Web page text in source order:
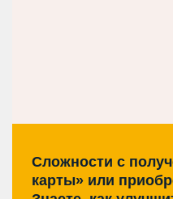
Сложности с
карты» или